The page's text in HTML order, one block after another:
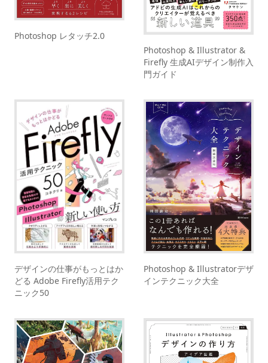
暗くする
Photoshop レタッチ2.0
Photoshop & Illustrator &
Firefly 生成AIデザイン制作入
門ガイド
デザインの仕事がもっとはか
どる Adobe Firefly活用テク
ニック50
Photoshop & Illustratorデザ
インテクニック大全